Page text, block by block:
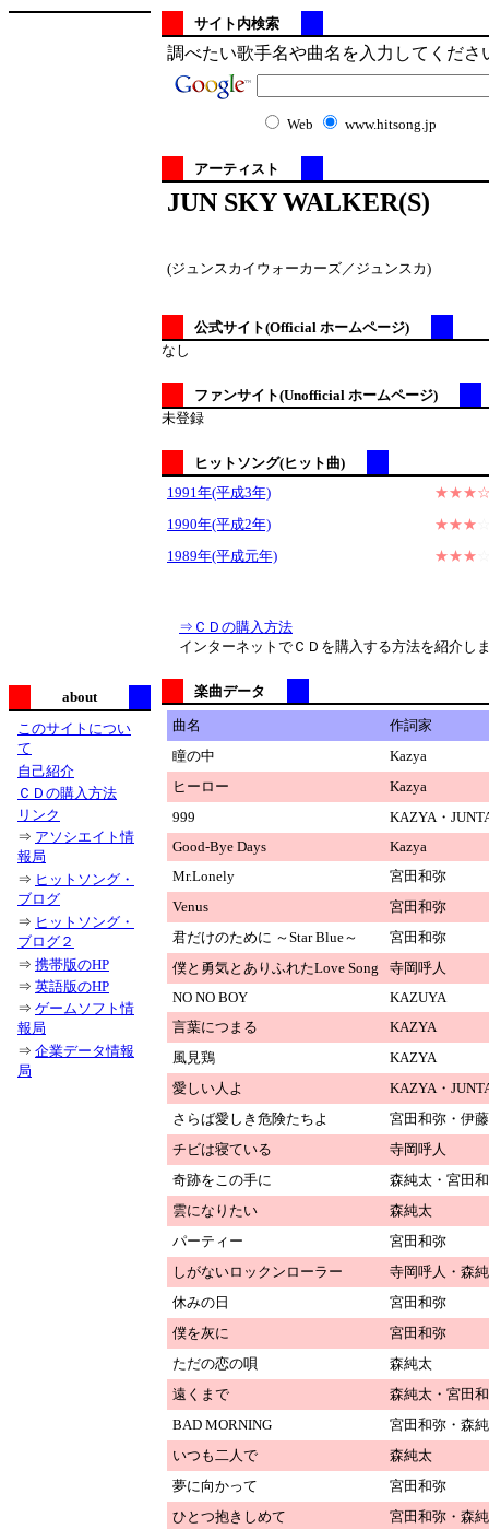
about
このサイトについ
て
自己紹介
ＣＤの購入方法
リンク
⇒ アソシエイト情
報局
⇒ ヒットソング・
ブログ
⇒ ヒットソング・
ブログ２
⇒ 携帯版のHP
⇒ 英語版のHP
⇒ ゲームソフト情
報局
⇒ 企業データ情報
局
サイト内検索
調べたい歌手名や曲名を入力してくだ
Web www.hitsong.jp
アーティスト
JUN SKY WALKER(S)
(ジュンスカイウォーカーズ／ジュンスカ)
公式サイト(Official ホームページ)
なし
ファンサイト(Unofficial ホームページ)
未登録
ヒットソング(ヒット曲)
1991年(平成3年)
1990年(平成2年)
★★★
1989年(平成元年)
★★★
⇒ＣＤの購入方法
インターネットでＣＤを購入する方法を紹介し
楽曲データ
曲名
作詞家
瞳の中
Kazya
ヒーロー
Kazya
999
KAZYA・
Good-Bye Days
Kazya
Mr.Lonely
宮田和弥
Venus
宮田和弥
君だけのために ～Star Blue～
宮田和弥
僕と勇気とありふれたLove Song
寺岡呼人
NO NO BOY
KAZUYA
言葉につまる
KAZYA
風見鶏
KAZYA
愛しい人よ
KAZYA・
さらば愛しき危険たちよ
宮田和弥・伊
チビは寝ている
寺岡呼人
奇跡をこの手に
森純太・宮田
雲になりたい
森純太
パーティー
宮田和弥
しがないロックンローラー
寺岡呼人・森
休みの日
宮田和弥
僕を灰に
宮田和弥
ただの恋の唄
森純太
遠くまで
森純太・宮田
BAD MORNING
宮田和弥・森
いつも二人で
森純太
夢に向かって
宮田和弥
ひとつ抱きしめて
宮田和弥・森